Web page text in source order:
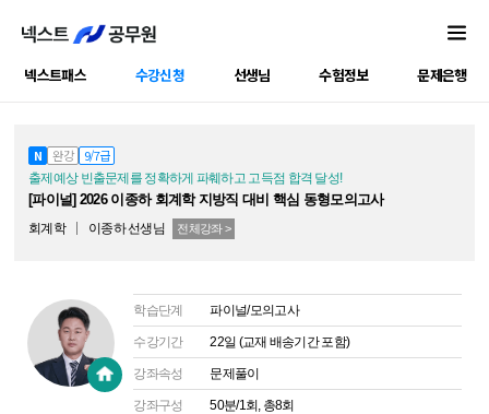
넥스트패스 수강신청 선생님 수험정보 문제은행
N 완강 9/7급
출제예상 빈출문제를 정확하게 파훼하고 고득점 합격 달성!
[파이널] 2026 이종하 회계학 지방직 대비 핵심 동형모의고사
회계학 이종하선생님 전체강좌 >
학습단계 파이널/모의고사
수강기간 22일 (교재 배송기간 포함)
강좌속성 문제풀이
강좌구성 50분/1회, 총8회